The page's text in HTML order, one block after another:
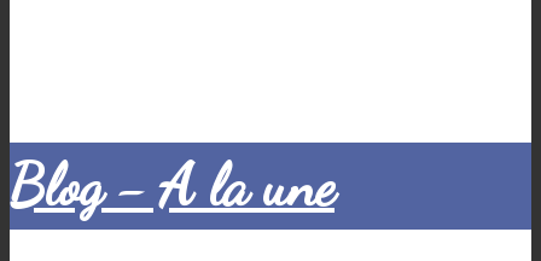
Blog - A la une